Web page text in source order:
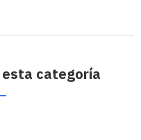
categoría